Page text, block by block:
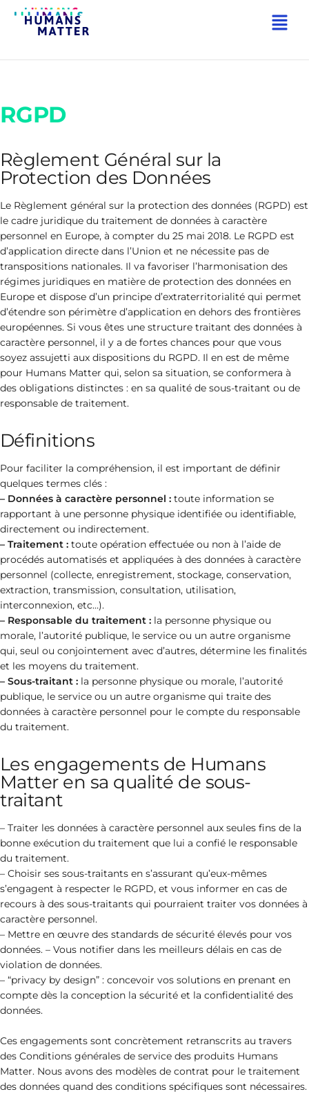
RGPD
Règlement Général sur la
Protection des Données
Le Règlement général sur la protection des données (RGPD) est
le cadre juridique du traitement de données à caractère
personnel en Europe, à compter du 25 mai 2018. Le RGPD est
d’application directe dans l’Union et ne nécessite pas de
transpositions nationales. Il va favoriser l’harmonisation des
régimes juridiques en matière de protection des données en
Europe et dispose d’un principe d’extraterritorialité qui permet
d’étendre son périmètre d’application en dehors des frontières
européennes. Si vous êtes une structure traitant des données à
caractère personnel, il y a de fortes chances pour que vous
soyez assujetti aux dispositions du RGPD. Il en est de même
pour Humans Matter qui, selon sa situation, se conformera à
des obligations distinctes : en sa qualité de sous-traitant ou de
responsable de traitement.
Définitions
Pour faciliter la compréhension, il est important de définir
quelques termes clés :
– Données à caractère personnel : toute information se
rapportant à une personne physique identifiée ou identifiable,
directement ou indirectement.
– Traitement : toute opération effectuée ou non à l’aide de
procédés automatisés et appliquées à des données à caractère
personnel (collecte, enregistrement, stockage, conservation,
extraction, transmission, consultation, utilisation,
interconnexion, etc…).
– Responsable du traitement : la personne physique ou
morale, l’autorité publique, le service ou un autre organisme
qui, seul ou conjointement avec d’autres, détermine les finalités
et les moyens du traitement.
– Sous-traitant : la personne physique ou morale, l’autorité
publique, le service ou un autre organisme qui traite des
données à caractère personnel pour le compte du responsable
du traitement.
Les engagements de Humans
Matter en sa qualité de sous-
traitant
– Traiter les données à caractère personnel aux seules fins de la
bonne exécution du traitement que lui a confié le responsable
du traitement.
– Choisir ses sous-traitants en s’assurant qu’eux-mêmes
s’engagent à respecter le RGPD, et vous informer en cas de
recours à des sous-traitants qui pourraient traiter vos données à
caractère personnel.
– Mettre en œuvre des standards de sécurité élevés pour vos
données. – Vous notifier dans les meilleurs délais en cas de
violation de données.
– “privacy by design” : concevoir vos solutions en prenant en
compte dès la conception la sécurité et la confidentialité des
données.
Ces engagements sont concrètement retranscrits au travers
des Conditions générales de service des produits Humans
Matter. Nous avons des modèles de contrat pour le traitement
des données quand des conditions spécifiques sont nécessaires.